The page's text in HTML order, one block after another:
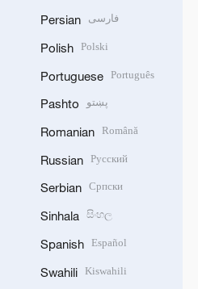
Persian فارسی
Polish Polski
Portuguese Português
Pashto پښتو
Romanian Română
Russian Русский
Serbian Српски
Sinhala සිංහල
Spanish Español
Swahili Kiswahili